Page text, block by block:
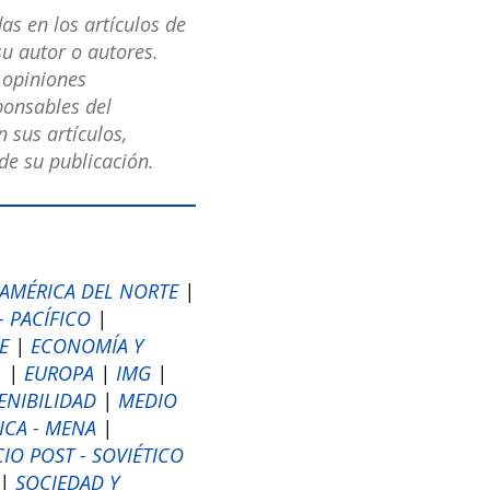
en los artículos de
autor o autores.
del
sus artículos,
su publicación.
AMÉRICA DEL NORTE|
PACÍFICO |
|ECONOMÍA Y
|EUROPA |IMG |
|MEDIO
- MENA |
POST - SOVIÉTICO
SOCIEDAD Y